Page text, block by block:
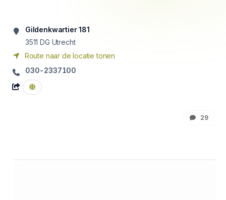
Gildenkwartier 181
3511 DG Utrecht
Route naar de locatie tonen
030-2337100
29